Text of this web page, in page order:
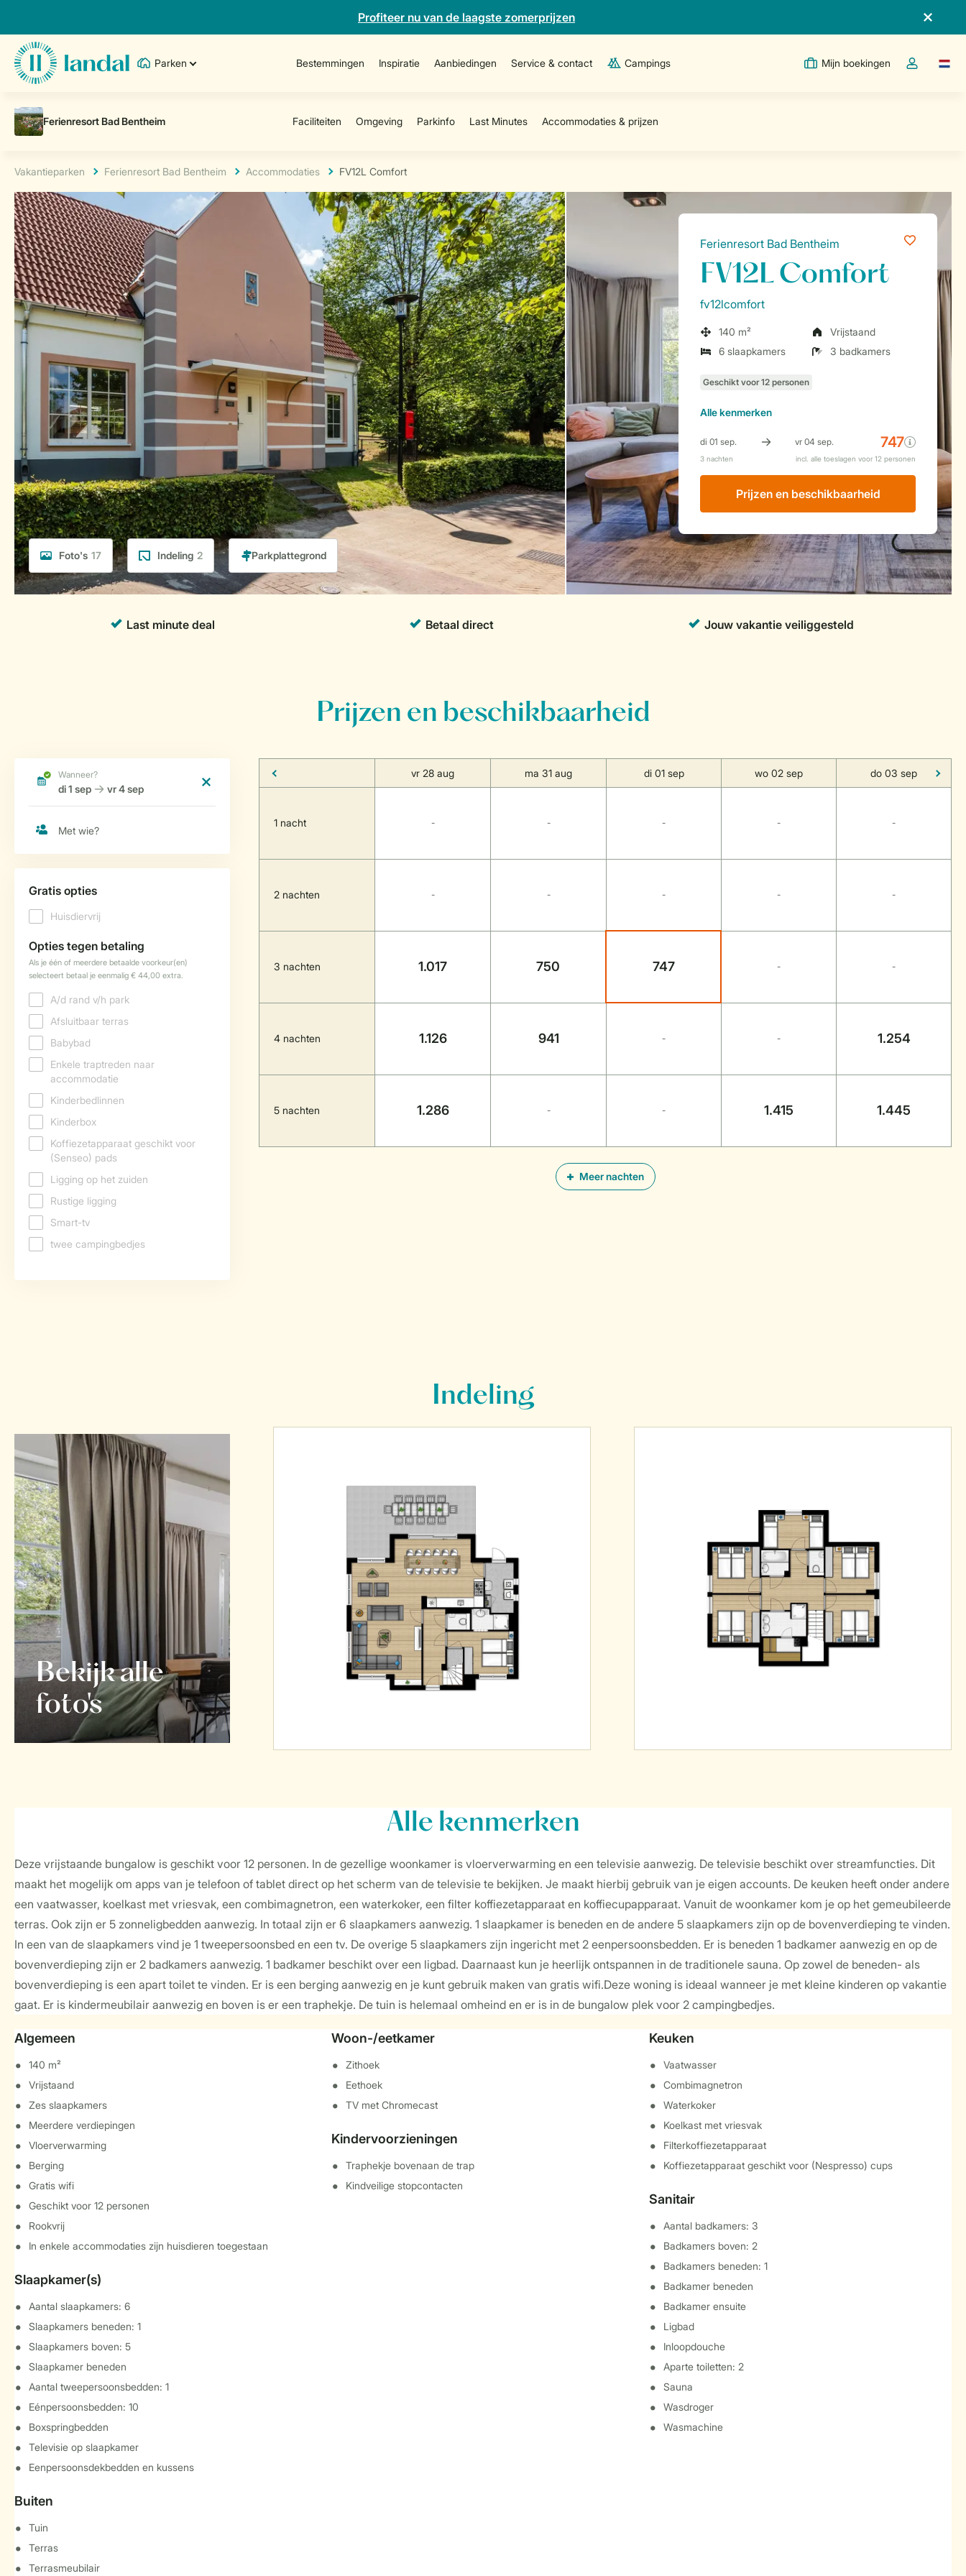
Profiteer nu van de laagste zomerprijzen
Parken Bestemmingen Inspiratie Aanbiedingen Service & contact Campings Mijn boekingen
Open deTaal
Vakantieparken Ferienresort Bad Bentheim Accommodaties FV12L Comfort
Foto's 17 Indeling 2
Ferienresort Bad Bentheim
FV12L Comfort
fv12lcomfort
140 m²
Vrijstaand
6 slaapkamers
3 badkamers
Allekenmerken
Prijzen en beschikbaarheid
Prijzen en beschikbaarheid
Meer nachten
vr 28 aug ma 31 aug di 01 sep wo 02 sep do 03 sep
1 nacht - - - - -
2 nachten - - - - -
3 nachten 1.017 750 747 - -
4 nachten 1.126 941 - - 1.254
5 nachten 1.286 - - 1.415 1.445
Indeling
Bekijk alle
foto's
Alle kenmerken
Deze vrijstaande bungalow is geschikt voor 12 personen. In de gezellige woonkamer is vloerverwarming en een televisie aanwezig. De televisie beschikt over streamfuncties. Dit
maakt het mogelijk om apps van je telefoon of tablet direct op het scherm van de televisie te bekijken. Je maakt hierbij gebruik van je eigen accounts. De keuken heeft onder andere
een vaatwasser, koelkast met vriesvak, een combimagnetron, een waterkoker, een filter koffiezetapparaat en koffiecupapparaat. Vanuit de woonkamer kom je op het gemeubileerde
terras. Ook zijn er 5 zonneligbedden aanwezig. In totaal zijn er 6 slaapkamers aanwezig. 1 slaapkamer is beneden en de andere 5 slaapkamers zijn op de bovenverdieping te vinden.
In een van de slaapkamers vind je 1 tweepersoonsbed en een tv. De overige 5 slaapkamers zijn ingericht met 2 eenpersoonsbedden. Er is beneden 1 badkamer aanwezig en op de
bovenverdieping zijn er 2 badkamers aanwezig. 1 badkamer beschikt over een ligbad. Daarnaast kun je heerlijk ontspannen in de traditionele sauna. Op zowel de beneden- als
bovenverdieping is een apart toilet te vinden. Er is een berging aanwezig en je kunt gebruik maken van gratis wifi.Deze woning is ideaal wanneer je met kleine kinderen op vakantie
gaat. Er is kindermeubilair aanwezig en boven is er een traphekje. De tuin is helemaal omheind en er is in de bungalow plek voor 2 campingbedjes.
Algemeen
140 m²
Vrijstaand
Zes slaapkamers
Meerdere verdiepingen
Vloerverwarming
Berging
Gratis wifi
Geschikt voor 12 personen
Rookvrij
In enkele accommodaties zijn huisdieren toegestaan
Slaapkamer(s)
Aantal slaapkamers: 6
Slaapkamers beneden: 1
Slaapkamers boven: 5
Slaapkamer beneden
Aantal tweepersoonsbedden: 1
Eénpersoonsbedden: 10
Boxspringbedden
Televisie op slaapkamer
Eenpersoonsdekbedden en kussens
Buiten
Tuin
Terras
Terrasmeubilair
Woon-/eetkamer
Zithoek
Eethoek
TV met Chromecast
Kindervoorzieningen
Traphekje bovenaan de trap
Kindveilige stopcontacten
Keuken
Vaatwasser
Combimagnetron
Waterkoker
Koelkast met vriesvak
Filterkoffiezetapparaat
Koffiezetapparaat geschikt voor (Nespresso) cups
Sanitair
Aantal badkamers: 3
Badkamers boven: 2
Badkamers beneden: 1
Badkamer beneden
Badkamer ensuite
Ligbad
Inloopdouche
Aparte toiletten: 2
Sauna
Wasdroger
Wasmachine